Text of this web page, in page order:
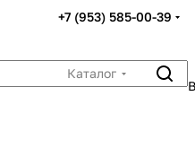
+7 (953) 585-00-39
Каталог